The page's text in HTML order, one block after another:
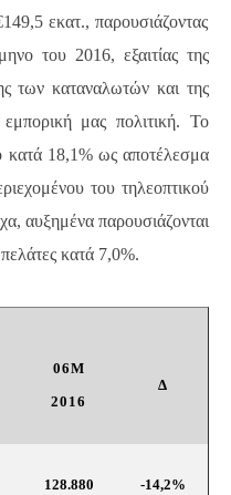
εκατ., παρουσιάζοντας
του 2016, εξαιτίας της
των καταναλωτών και της
μας πολιτική. Το
κατά 18,1% ως αποτέλεσμα
του τηλεοπτικού
αυξημένα παρουσιάζονται
κατά 7,0%.
06M
2016
Δ
128.880 -14,2%